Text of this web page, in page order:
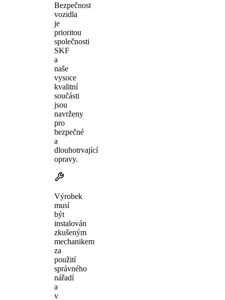
Bezpečnost
vozidla
je
prioritou
společnosti
SKF
a
naše
vysoce
kvalitní
součásti
jsou
navrženy
pro
bezpečné
a
dlouhotrvající
opravy.
Výrobek
musí
být
instalován
zkušeným
mechanikem
za
použití
správného
nářadí
a
v